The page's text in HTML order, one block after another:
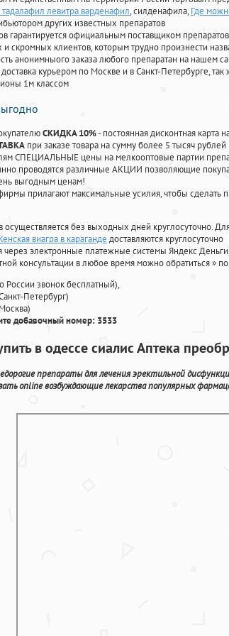
левитра варденафил, силденафила, Где
других известных препаратов
гарантируется официальным поставщиком
и скромных клиентов, которым трудно произнести
анонимныого заказа любого препаратан на нашем
курьером по Москве и в Санкт-Петербурге,
1м классом
СКИДКА 10%- постоянная дисконтная карта
при заказе товара на сумму более 5 тысяч рублей
СПЕЦИАЛЬНЫЕ цены на мелкооптовые партии
проводятся различные АКЦИИ позволяющие
выгодным ценам!
прилагают максимальные усилия, чтобы сделать
осуществляется без выходных дней круглосуточно.
виагра в караганде доставляются круглосуточно
через электронные платежные системы Яндекс
консультации в любое время можно обратиться»
России звонок бесплатный),
Петербург)
Москва)
добавочный номер: 3533
в одессе сиалис Аптека
препараты для лечения эректильной
online возбуждающие лекарства популярных